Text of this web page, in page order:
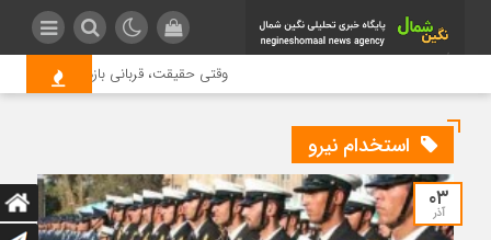
وقتی حقیقت، قربانی بازدید بیشتر
استخدام نیرو
۰۳
آذر